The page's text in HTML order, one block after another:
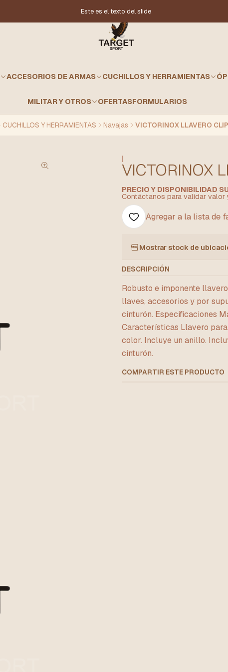
ACCESORIOS DE ARMAS CUCHILLOS Y HERRAMIENTAS
MILITAR Y OTROS OFERTASFORMULARIOS
Este es el texto del slide
CUCHILLOS Y HERRAMIENTAS Navajas VICTORINOX LLAVERO
|
VICTORINOX
PRECIO Y DISPONIBILIDAD
Contáctanos para validar
Agregar a la lista de
Mostrar stock de
DESCRIPCIÓN
Robusto e imponente
llaves, accesorios y por
cinturón. Especificaciones
Características Llavero
color. Incluye un anillo.
cinturón.
COMPARTIR ESTE PRODUCTO